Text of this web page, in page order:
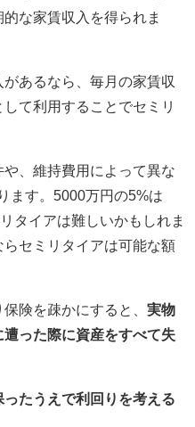
な家賃収入を得られま
あるなら、毎月の家賃収
て利用することでセミリ
、維持費用によって異な
ます。5000万円の5%は
タイアは難しいかもしれま
セミリタイアは可能な額
険を疎かにすると、 実物
った際に資産をすべて失
たうえで利回りを考える